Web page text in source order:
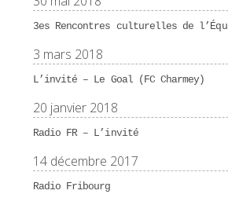
3es Rencontres culturelles de
3 mars 2018
L’invité – Le Goal (FC Charmey)
20 janvier 2018
Radio FR – L’invité
14 décembre 2017
Radio Fribourg